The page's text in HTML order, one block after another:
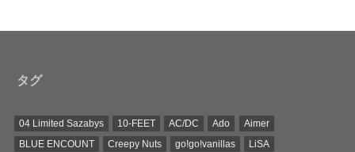
タグ
04 Limited Sazabys 10-FEET AC/DC Ado
Aimer
BLUE ENCOUNT
Creepy Nuts go!go!vanillas
LiSA